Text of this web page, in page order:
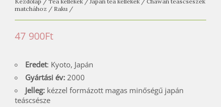
matchához / Raku /
47 900Ft
Eredet: Kyoto, Japán
Gyártási év: 2000
Jelleg: kézzel formázott magas minőségű japán
teáscsésze